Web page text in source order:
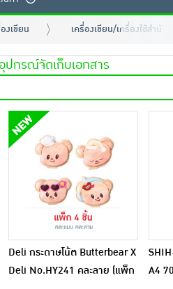
งเขียน เครื่องเขียน/เครื่องใช้สำนัก
กรณ์จัดเก็บเอกสาร
Deli กระดาษโน้ต Butterbear X
Deli No.HY241 คละลาย (แพ็ก
A4